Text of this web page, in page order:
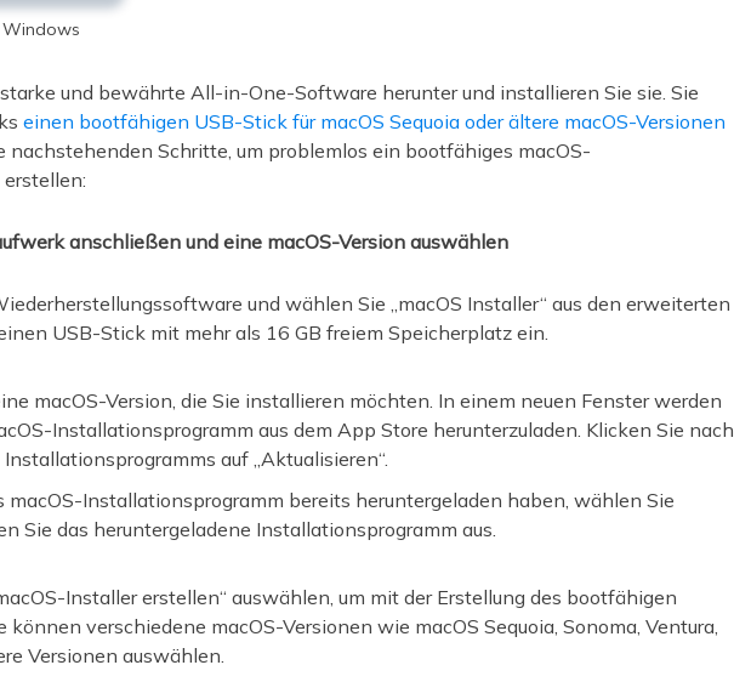
und bewährte All-in-One-Software herunter und installieren Sie sie. Sie
einen bootfähigen USB-Stick für macOS Sequoia oder ältere macOS-Versionen
nachstehenden Schritte, um problemlos ein bootfähiges macOS-
anschließen und eine macOS-Version auswählen
und wählen Sie „macOS Installer“ aus den erweiterten
USB-Stick mit mehr als 16 GB freiem Speicherplatz ein.
macOS-Version, die Sie installieren möchten. In einem neuen Fenster werden
Installationsprogramm aus dem App Store herunterzuladen. Klicken Sie nach
auf „Aktualisieren“.
macOS-Installationsprogramm bereits heruntergeladen haben, wählen Sie
Sie das heruntergeladene Installationsprogramm aus.
Installer erstellen“ auswählen, um mit der Erstellung des bootfähigen
können verschiedene macOS-Versionen wie macOS Sequoia, Sonoma, Ventura,
Versionen auswählen.